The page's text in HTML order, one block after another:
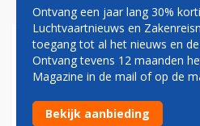
AUSTRIAN
SCHRAPT
VLUCHTEN NA
Ontvang een jaar lang 30%
Luchtvaartnieuws en
toegang tot al het nieuws en
Ontvang tevens 12 maanden
Magazine in de mail of op de
Bekijk aanbieding